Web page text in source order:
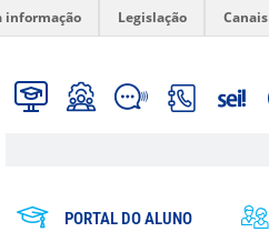
informação Legislação Canais
PORTAL DO ALUNO